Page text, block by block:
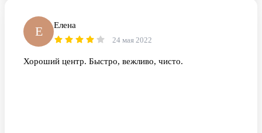
Е Елена
24 мая 2022
Хороший центр. Быстро, вежливо, чисто.